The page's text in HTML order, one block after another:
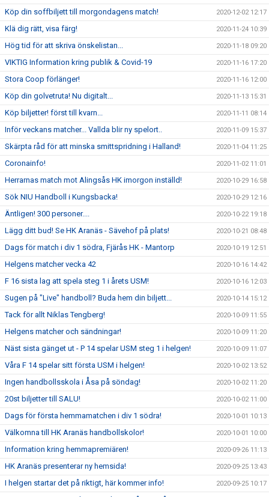
Köp din soffbiljett till morgondagens match! 2020-12-02 12:17
Klä dig rätt, visa färg! 2020-11-24 10:39
Hög tid för att skriva önskelistan... 2020-11-18 09:20
VIKTIG Information kring publik & Covid-19 2020-11-16 17:20
Stora Coop förlänger! 2020-11-16 12:00
Köp din golvetruta! Nu digitalt... 2020-11-13 15:31
Köp biljetter! först till kvarn... 2020-11-11 08:14
Inför veckans matcher... Vallda blir ny spelort.. 2020-11-09 15:37
Skärpta råd för att minska smittspridning i Halland! 2020-11-04 11:25
Coronainfo! 2020-11-02 11:01
Herrarnas match mot Alingsås HK imorgon inställd! 2020-10-29 16:58
Sök NIU Handboll i Kungsbacka! 2020-10-29 12:16
Äntligen! 300 personer.... 2020-10-22 19:18
Lägg ditt bud! Se HK Aranäs - Sävehof på plats! 2020-10-21 08:48
Dags för match i div 1 södra, Fjärås HK - Mantorp 2020-10-19 12:51
Helgens matcher vecka 42 2020-10-16 14:42
F 16 sista lag att spela steg 1 i årets USM! 2020-10-16 12:03
Sugen på "Live" handboll? Buda hem din biljett... 2020-10-14 15:12
Tack för allt Niklas Tengberg! 2020-10-09 11:55
Helgens matcher och sändningar! 2020-10-09 11:20
Näst sista gänget ut - P 14 spelar USM steg 1 i helgen! 2020-10-09 11:07
Våra F 14 spelar sitt första USM i helgen! 2020-10-02 13:52
Ingen handbollsskola i Åsa på söndag! 2020-10-02 11:20
20st biljetter till SALU! 2020-10-02 11:00
Dags för första hemmamatchen i div 1 södra! 2020-10-01 10:13
Välkomna till HK Aranäs handbollskolor! 2020-10-01 10:00
Information kring hemmapremiären! 2020-09-26 11:13
HK Aranäs presenterar ny hemsida! 2020-09-25 13:43
I helgen startar det på riktigt, här kommer info! 2020-09-25 10:17